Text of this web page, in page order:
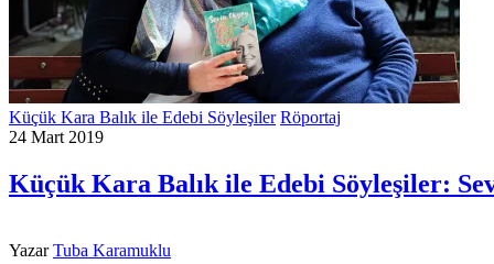
Küçük Kara Balık ile Edebi Söyleşiler Röportaj
24 Mart 2019
Küçük Kara Balık ile Edebi Söyleşiler:
YazarTuba Karamuklu